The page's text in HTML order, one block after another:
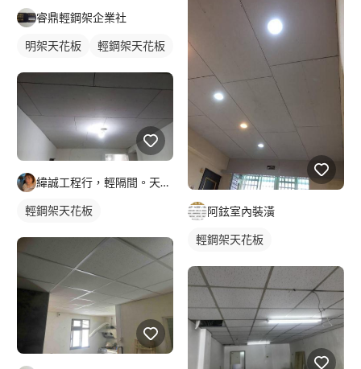
睿鼎輕鋼架企業社
明架天花板 輕鋼架天花板
緯誠工程行，輕隔間。天花。防火建材居家隔間，天花
輕鋼架天花板 阿鉉室內裝潢
輕鋼架天花板